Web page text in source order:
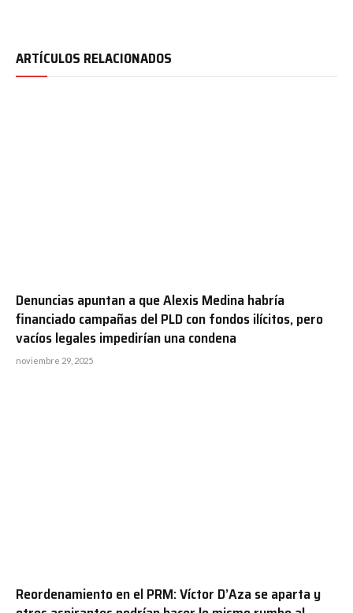
ARTÍCULOS RELACIONADOS
Denuncias apuntan a que Alexis Medina habría
financiado campañas del PLD con fondos ilícitos, pero
vacíos legales impedirían una condena
noviembre 29, 2025
Reordenamiento en el PRM: Víctor D’Aza se aparta y